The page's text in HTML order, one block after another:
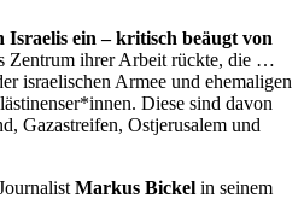
ein – kritisch beäugt von
Zentrum ihrer Arbeit rückte, die …
israelischen Armee und ehemaligen
Diese sind davon
Gazastreifen, Ostjerusalem und
Markus Bickel in seinem